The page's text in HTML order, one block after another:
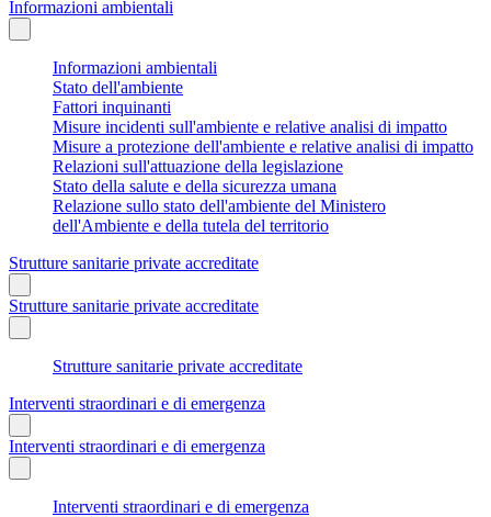
Informazioni ambientali
Informazioni ambientali
Stato dell'ambiente
Fattori inquinanti
Misure incidenti sull'ambiente e relative analisi di impatto
Misure a protezione dell'ambiente e relative analisi di impatto
Relazioni sull'attuazione della legislazione
Stato della salute e della sicurezza umana
Relazione sullo stato dell'ambiente del Ministero
dell'Ambiente e della tutela del territorio
Strutture sanitarie private accreditate
Strutture sanitarie private accreditate
Strutture sanitarie private accreditate
Interventi straordinari e di emergenza
Interventi straordinari e di emergenza
Interventi straordinari e di emergenza